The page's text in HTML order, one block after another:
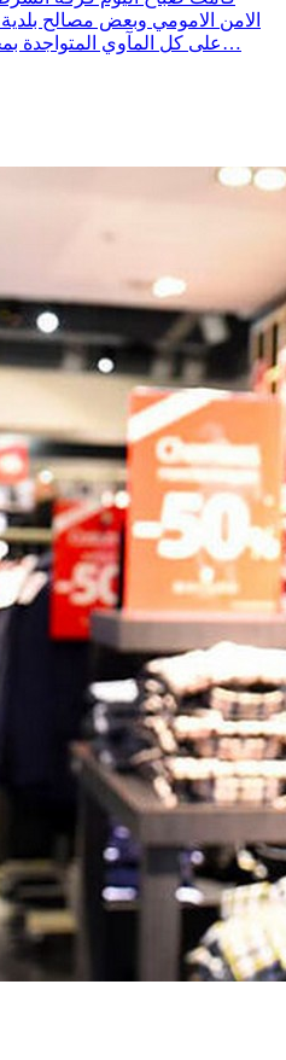
الامن الامومي وبعض مصالح
على كل المآوي المتواجدة بمحيط باب الجبلي وسيدي اللخمي…